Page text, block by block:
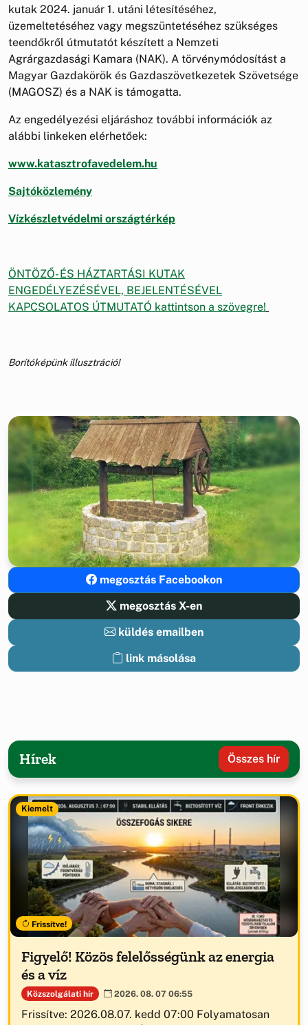
kutak 2024. január 1. utáni létesítéséhez,
üzemeltetéséhez vagy megszüntetéséhez szükséges
teendőkről útmutatót készített a Nemzeti
Agrárgazdasági Kamara (NAK). A törvénymódosítást a
Magyar Gazdakörök és Gazdaszövetkezetek Szövetsége
(MAGOSZ) és a NAK is támogatta.
Az engedélyezési eljáráshoz további információk az
alábbi linkeken elérhetőek:
www.katasztrofavedelem.hu
Sajtóközlemény
Vízkészletvédelmi országtérkép
ÖNTÖZŐ- ÉS HÁZTARTÁSI KUTAK
ENGEDÉLYEZÉSÉVEL, BEJELENTÉSÉVEL
KAPCSOLATOS ÚTMUTATÓ kattintson a szövegre!
Borítóképünk illusztráció!
megosztás Facebookon
megosztás X-en
küldés emailben
link másolása
Hírek Összes hír
Kiemelt
Frissítve!
Figyelő! Közös felelősségünk az energia
és a víz
Közszolgálati hír 2026. 08. 07 06:55
Frissítve: 2026.08.07. kedd 07:00 Folyamatosan